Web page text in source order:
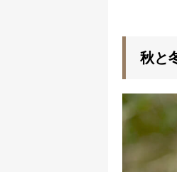
秋と